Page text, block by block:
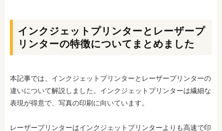
インクジェットプリンターとレーザープ
リンターの特徴についてまとめました
本記事では、インクジェットプリンターとレーザープリンターの
違いについて解説しました。インクジェットプリンターは繊細な
表現が得意で、写真の印刷に向いています。
レーザープリンターはインクジェットプリンターよりも高速で印